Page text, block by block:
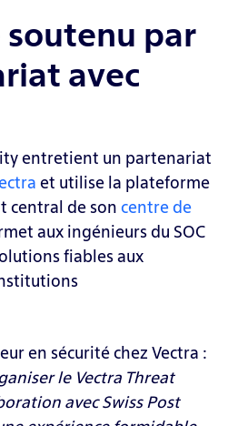
soutenu par
avec
entretient un partenariat
et utilise la plateforme
central de son centre de
aux ingénieurs du SOC
fiables aux
en sécurité chez Vectra :
le Vectra Threat
avec Swiss Post